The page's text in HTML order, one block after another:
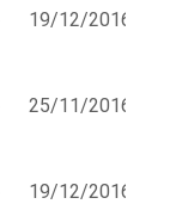
19/12/2016
25/11/2016
19/12/2016